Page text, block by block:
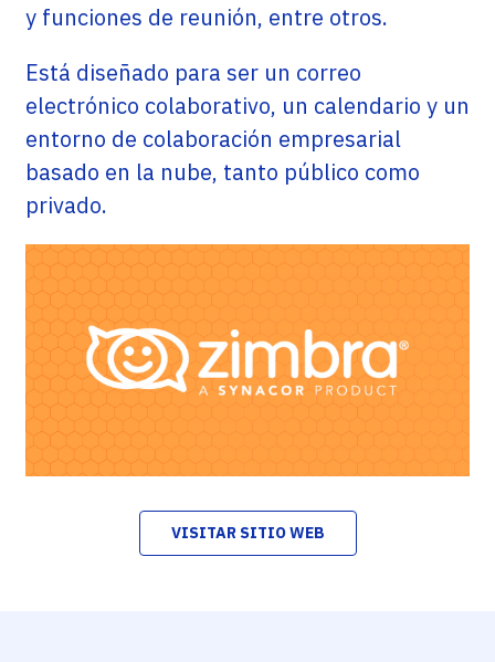
y funciones de reunión, entre otros.
Está diseñado para ser un correo
electrónico colaborativo, un calendario y un
entorno de colaboración empresarial
basado en la nube, tanto público como
privado.
VISITAR SITIO WEB